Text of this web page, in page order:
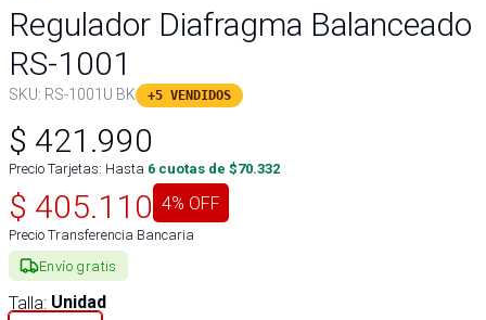
Regulador Diafragma Balanceado
RS-1001
SKU: RS-1001U BK +5 VENDIDOS
$ 421.990
Precio Tarjetas: Hasta 6 cuotas de $70.332
$ 405.110 4% OFF
Precio Transferencia Bancaria
Envío gratis
Talla: Unidad